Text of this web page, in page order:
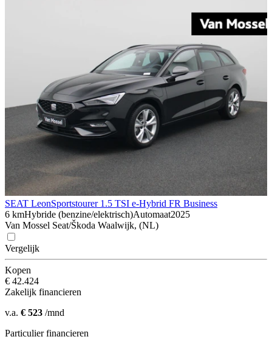
SEAT LeonSportstourer 1.5 TSI e-Hybrid FR Business
6 kmHybride (benzine/elektrisch)Automaat2025
Van Mossel Seat/Škoda Waalwijk, (NL)
Vergelijk
Kopen
€ 42.424
Zakelijk financieren
v.a. € 523 /mnd
Particulier financieren